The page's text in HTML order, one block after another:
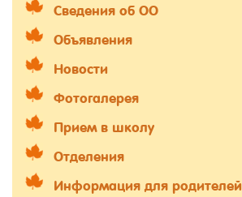
Сведения об ОО
Объявления
Новости
Фотогалерея
Прием в школу
Отделения
Информация для родителей